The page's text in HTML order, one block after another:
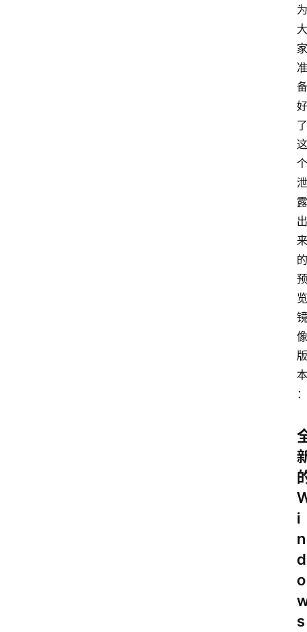
为
大
家
准
备
好
了
这
个
泄
露
出
来
的
预
览
镜
像
版
本
：
i
n
d
o
s